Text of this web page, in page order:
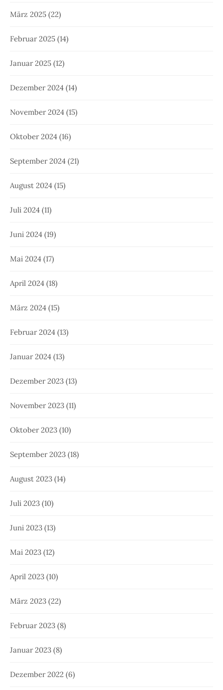
März 2025 (22)
Februar 2025 (14)
Januar 2025 (12)
Dezember 2024 (14)
November 2024 (15)
Oktober 2024 (16)
September 2024 (21)
August 2024 (15)
Juli 2024 (11)
Juni 2024 (19)
Mai 2024 (17)
April 2024 (18)
März 2024 (15)
Februar 2024 (13)
Januar 2024 (13)
Dezember 2023 (13)
November 2023 (11)
Oktober 2023 (10)
September 2023 (18)
August 2023 (14)
Juli 2023 (10)
Juni 2023 (13)
Mai 2023 (12)
April 2023 (10)
März 2023 (22)
Februar 2023 (8)
Januar 2023 (8)
Dezember 2022 (6)